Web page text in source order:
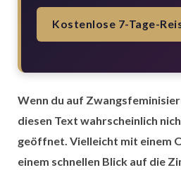
Kostenlose 7-Tage-
Wenn du auf
diesen Text wahrscheinlich
geöffnet. Vielleicht mit einem
einem schnellen Blick auf die